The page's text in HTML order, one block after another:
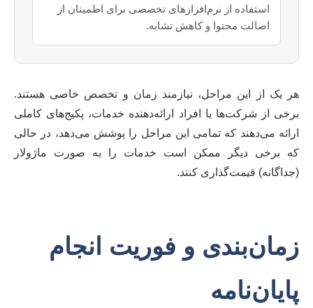
استفاده از نرم‌افزارهای تخصصی برای اطمینان از
اصالت محتوا و کاهش تشابه.
هر یک از این مراحل، نیازمند زمان و تخصص خاصی هستند.
برخی از شرکت‌ها یا افراد ارائه‌دهنده خدمات، پکیج‌های کاملی
ارائه می‌دهند که تمامی این مراحل را پوشش می‌دهد، در حالی
که برخی دیگر ممکن است خدمات را به صورت ماژولار
(جداگانه) قیمت‌گذاری کنند.
زمان‌بندی و فوریت انجام
پایان‌نامه